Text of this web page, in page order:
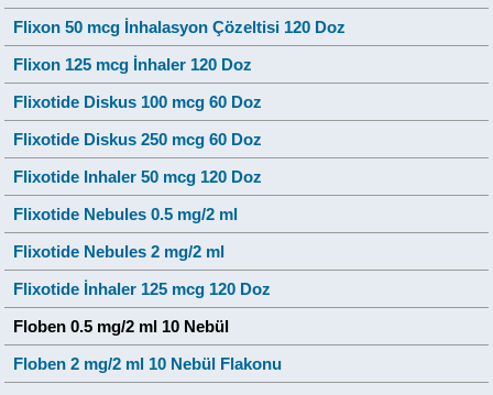
Flixon 50 mcg İnhalasyon Çözeltisi 120 Doz
Flixon 125 mcg İnhaler 120 Doz
Flixotide Diskus 100 mcg 60 Doz
Flixotide Diskus 250 mcg 60 Doz
Flixotide Inhaler 50 mcg 120 Doz
Flixotide Nebules 0.5 mg/2 ml
Flixotide Nebules 2 mg/2 ml
Flixotide İnhaler 125 mcg 120 Doz
Floben 0.5 mg/2 ml 10 Nebül
Floben 2 mg/2 ml 10 Nebül Flakonu